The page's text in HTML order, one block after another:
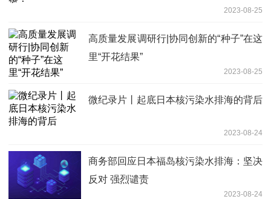
2023-08-25
高质量发展调研行|协同创新的“种子”在这
里“开花结果”
2023-08-25
微纪录片丨起底日本核污染水排海的背后
2023-08-24
商务部回应日本福岛核污染水排海：坚决
反对 强烈谴责
2023-08-24